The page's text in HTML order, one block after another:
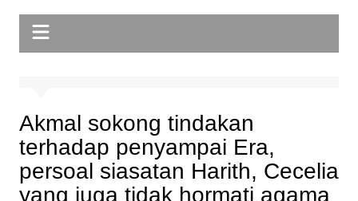
Akmal sokong tindakan
terhadap penyampai Era,
persoal siasatan Harith, Cecelia
yang juga tidak hormati agama